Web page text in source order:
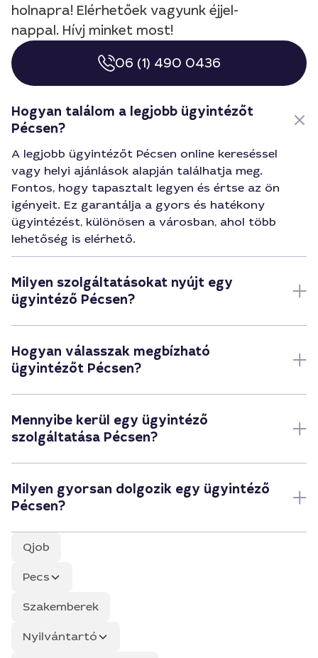
holnapra! Elérhetőek vagyunk éjjel-
nappal. Hívj minket most!
06 (1) 490 0436
Hogyan találom a legjobb ügyintézőt
Pécsen?
A legjobb ügyintézőt Pécsen online kereséssel
vagy helyi ajánlások alapján találhatja meg.
Fontos, hogy tapasztalt legyen és értse az ön
igényeit. Ez garantálja a gyors és hatékony
ügyintézést, különösen a városban, ahol több
lehetőség is elérhető.
Milyen szolgáltatásokat nyújt egy
ügyintéző Pécsen?
Hogyan válasszak megbízható
ügyintézőt Pécsen?
Mennyibe kerül egy ügyintéző
szolgáltatása Pécsen?
Milyen gyorsan dolgozik egy ügyintéző
Pécsen?
Qjob
Pecs
Szakemberek
Nyilvántartó